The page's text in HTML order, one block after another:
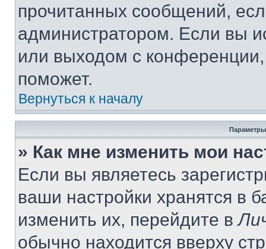
прочитанных сообщений,
администратором. Если вы
или выходом с
поможет.
Вернуться к началу
Параметры
» Как мне изменить мои
Если вы являетесь
ваши настройки хранятся в
изменить их, перейдите в
обычно находится вверху